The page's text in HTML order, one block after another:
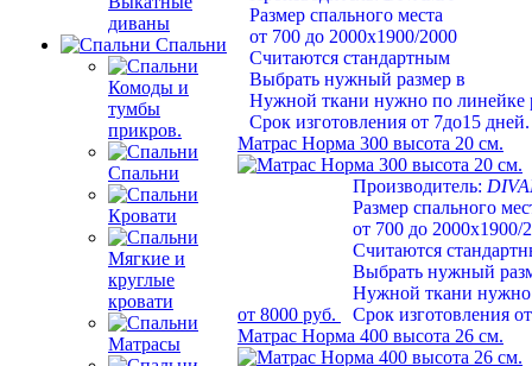
диваны
Спальни
Комоды и
тумбы
прикров.
Спальни
Кровати
Мягкие и
круглые
кровати
Матрасы
Размер спального места
от 700 до 2000х1900/2000
Считаются стандартным
Выбрать нужный размер в
Нужной ткани нужно по линейке
Срок изготовления от 7до15 дней.
Матрас Норма 300 высота 20 см.
от 8000 руб.
Производитель:
Размер спального
от 700 до 2000х1900/
Считаются
Выбрать нужный
Нужной ткани нужно
Срок изготовления
Матрас Норма 400 высота 26 см.